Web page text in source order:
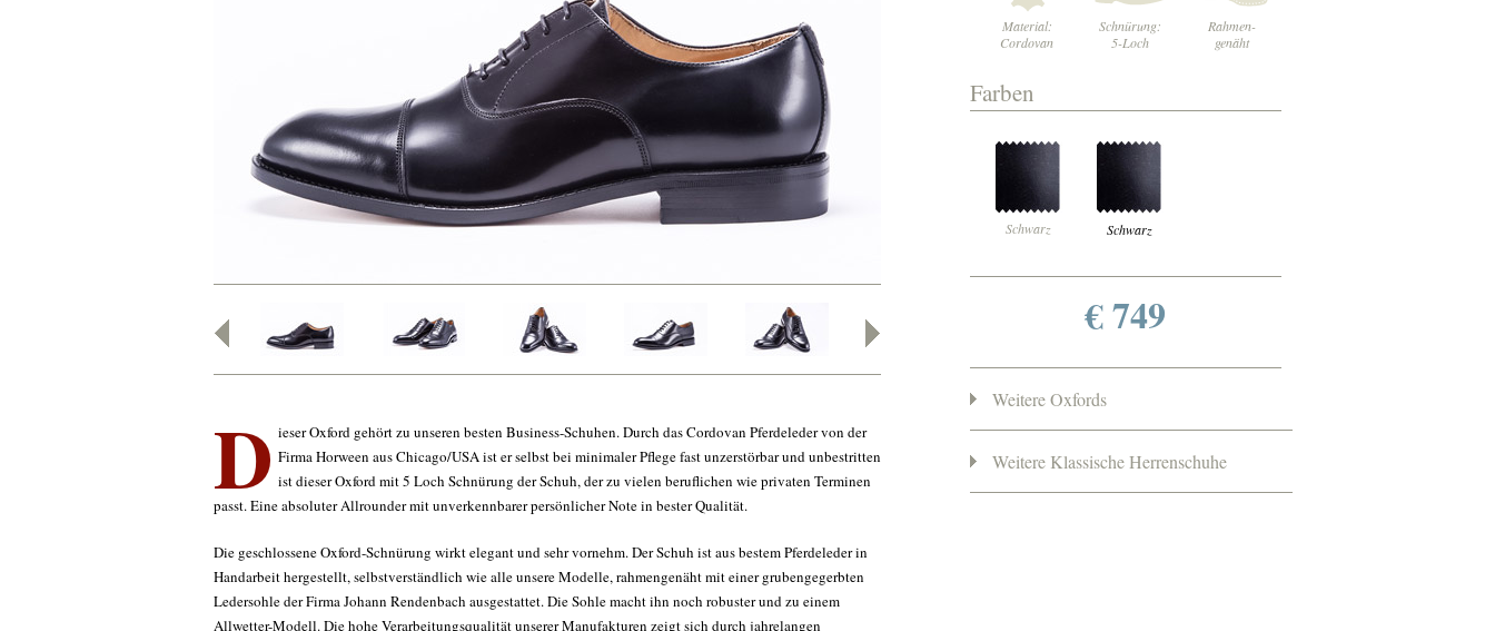
Material:
Cordovan
Schnürung:
5-Loch
Rahmen-
genäht
Farben
Schwarz Schwarz
€ 749
Weitere Oxfords
Weitere Klassische Herrenschuhe
D ieser Oxford gehört zu unseren besten Business-Schuhen. Durch das Cordovan Pferdeleder von der
Firma Horween aus Chicago/USA ist er selbst bei minimaler Pflege fast unzerstörbar und unbestritten
ist dieser Oxford mit 5 Loch Schnürung der Schuh, der zu vielen beruflichen wie privaten Terminen
passt. Eine absoluter Allrounder mit unverkennbarer persönlicher Note in bester Qualität.
Die geschlossene Oxford-Schnürung wirkt elegant und sehr vornehm. Der Schuh ist aus bestem Pferdeleder in
Handarbeit hergestellt, selbstverständlich wie alle unsere Modelle, rahmengenäht mit einer grubengegerbten
Ledersohle der Firma Johann Rendenbach ausgestattet. Die Sohle macht ihn noch robuster und zu einem
Allwetter-Modell. Die hohe Verarbeitungsqualität unserer Manufakturen zeigt sich durch jahrelangen